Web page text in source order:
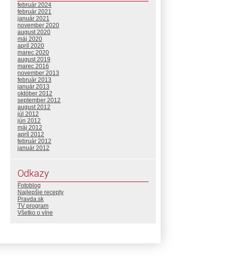
február 2024
február 2021
január 2021
november 2020
august 2020
máj 2020
apríl 2020
marec 2020
august 2019
marec 2016
november 2013
február 2013
január 2013
október 2012
september 2012
august 2012
júl 2012
jún 2012
máj 2012
apríl 2012
február 2012
január 2012
Odkazy
Fotoblog
Najlepšie recepty
Pravda.sk
TV program
Všetko o víne